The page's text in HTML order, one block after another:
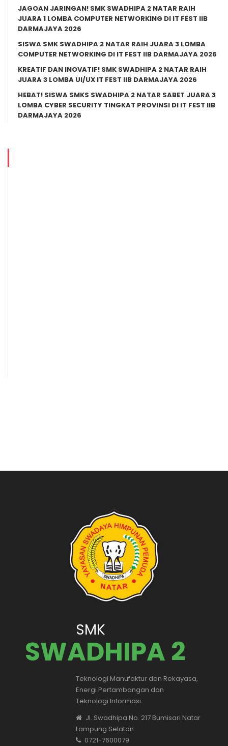
JAGOAN JARINGAN! SMK SWADHIPA 2 NATAR RAIH
JUARA 1 LOMBA COMPUTER NETWORKING DI IT FEST IIB
DARMAJAYA 2026
SISWA SMK SWADHIPA 2 NATAR RAIH JUARA 3 LOMBA
COMPUTER NETWORKING DI IT FEST IIB DARMAJAYA 2026
KREATIF DAN INOVATIF! SMK SWADHIPA 2 NATAR RAIH
JUARA 3 LOMBA UI/UX IT FEST IIB DARMAJAYA 2026
HEBAT! SISWA SMKS SWADHIPA 2 NATAR SABET JUARA 3
LOMBA CYBER SECURITY TINGKAT PROVINSI DI IT FEST IIB
DARMAJAYA 2026
SMK
SWADHIPA 2
Teknologi Manufaktur dan Rekayasa,
Energi Pertambangan dan
Teknologi Informasi.
Jl. Swadhipa No. 217 Bumisari Natar
Lampung Selatan
0721-7600079